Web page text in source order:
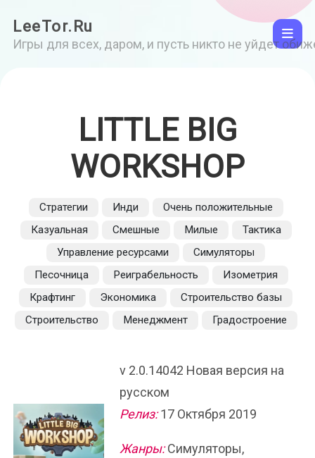
LeeTor.Ru
Игры для всех, даром, и пусть никто не уйдет
LITTLE BIG
WORKSHOP
Стратегии Инди
Очень положительные
Казуальная
Смешные Милые
Тактика
Управление ресурсами
Симуляторы
Песочница
Реиграбельность
Изометрия
Крафтинг
Экономика
Строительство базы
Строительство
Менеджмент Градостроение
v 2.0.14042 Новая версия на
русском
Релиз:17 Октября 2019
Жанры:Симуляторы,